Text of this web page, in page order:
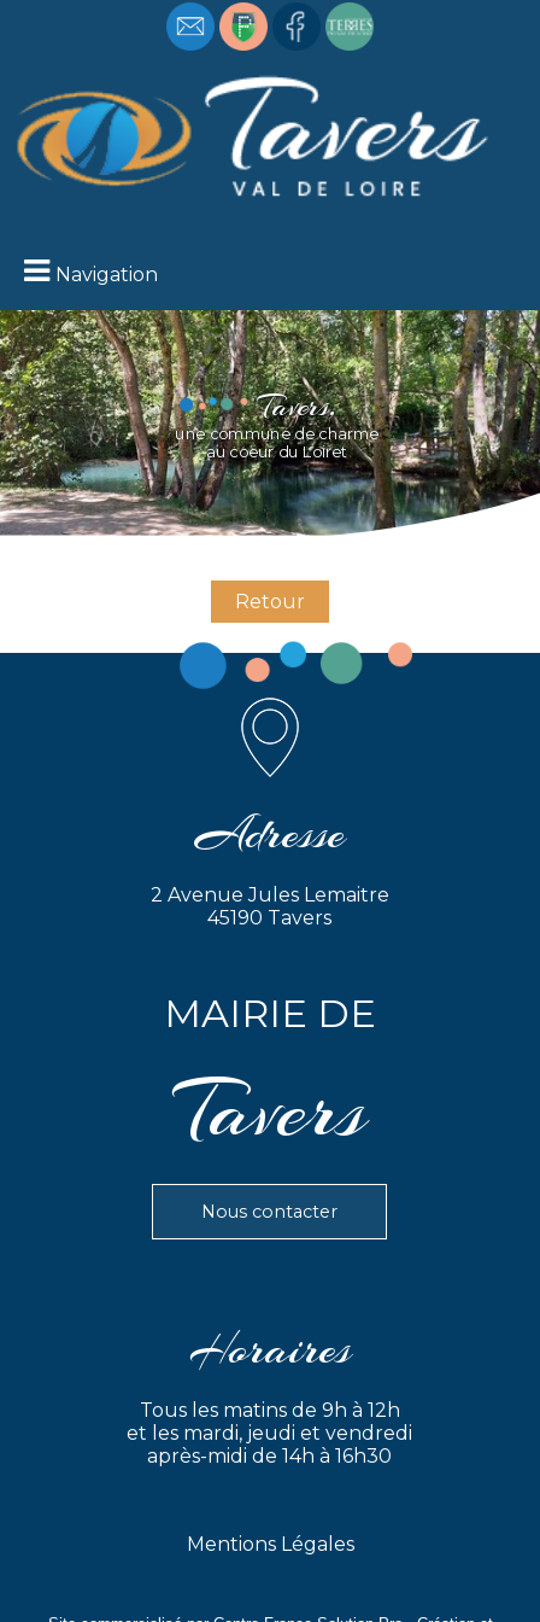
Navigation
Tavers,
une commune de charme
au coeur du Loiret
Vue sur la Loire
Retour
Adresse
2 Avenue Jules Lemaitre
45190 Tavers
MAIRIE DE
Tavers
Nous contacter
Horaires
Tous les matins de 9h à 12h
et les mardi, jeudi et vendredi
après-midi de 14h à 16h30
Mentions Légales